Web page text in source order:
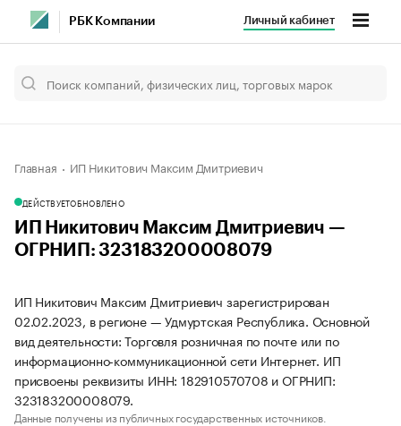
РБК Компании Личный кабинет
Главная ИП Никитович Максим Дмитриевич
ДЕЙСТВУЕТОБНОВЛЕНО
ИП Никитович Максим Дмитриевич —
ОГРНИП: 323183200008079
ИП Никитович Максим Дмитриевич зарегистрирован
02.02.2023, в регионе — Удмуртская Республика. Основной
вид деятельности: Торговля розничная по почте или по
информационно-коммуникационной сети Интернет. ИП
присвоены реквизиты ИНН: 182910570708 и ОГРНИП:
323183200008079.
Данные получены из публичных государственных источников.